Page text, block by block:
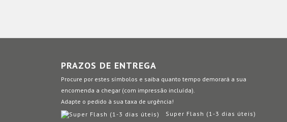
PRAZOS DE ENTREGA
Procure por estes símbolos e saiba quanto tempo demorará a sua
encomenda a chegar (com impressão incluída).
Adapte o pedido à sua taxa de urgência!
Super Flash (1-3 dias úteis)